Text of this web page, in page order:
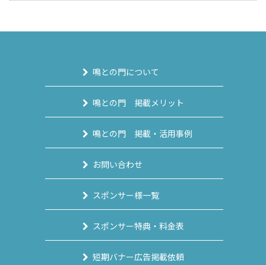
鳴との門について
鳴との門 掲載メリット
鳴との門 掲載・活用事例
お問い合わせ
スポンサー様一覧
スポンサー特典・料金表
短期バナー広告掲載依頼